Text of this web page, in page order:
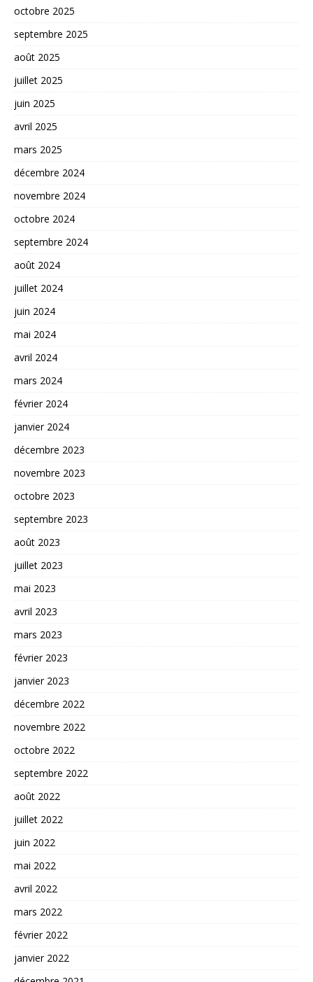
octobre 2025
septembre 2025
août 2025
juillet 2025
juin 2025
avril 2025
mars 2025
décembre 2024
novembre 2024
octobre 2024
septembre 2024
août 2024
juillet 2024
juin 2024
mai 2024
avril 2024
mars 2024
février 2024
janvier 2024
décembre 2023
novembre 2023
octobre 2023
septembre 2023
août 2023
juillet 2023
mai 2023
avril 2023
mars 2023
février 2023
janvier 2023
décembre 2022
novembre 2022
octobre 2022
septembre 2022
août 2022
juillet 2022
juin 2022
mai 2022
avril 2022
mars 2022
février 2022
janvier 2022